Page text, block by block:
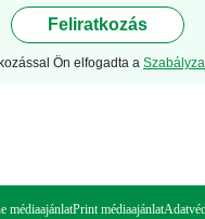
Feliratkozás
Ön elfogadta a
médiaajánlatPrint médiaajánlat